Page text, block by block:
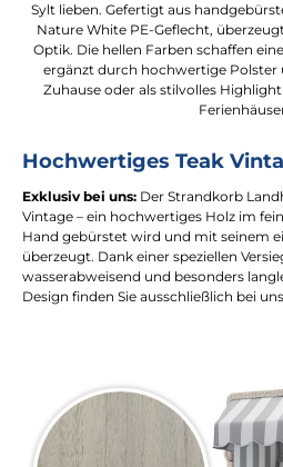
Sylt lieben. Gefertigt aus
Nature White PE-Geflecht,
Optik. Die hellen Farben schaffen
ergänzt durch hochwertige Polster
Zuhause oder als stilvolles
Hochwertiges Teak
Exklusiv bei uns: Der Strandkorb
Vintage – ein hochwertiges Holz im
Hand gebürstet wird und mit seinem
überzeugt. Dank einer speziellen
wasserabweisend und besonders
Design finden Sie ausschließlich bei